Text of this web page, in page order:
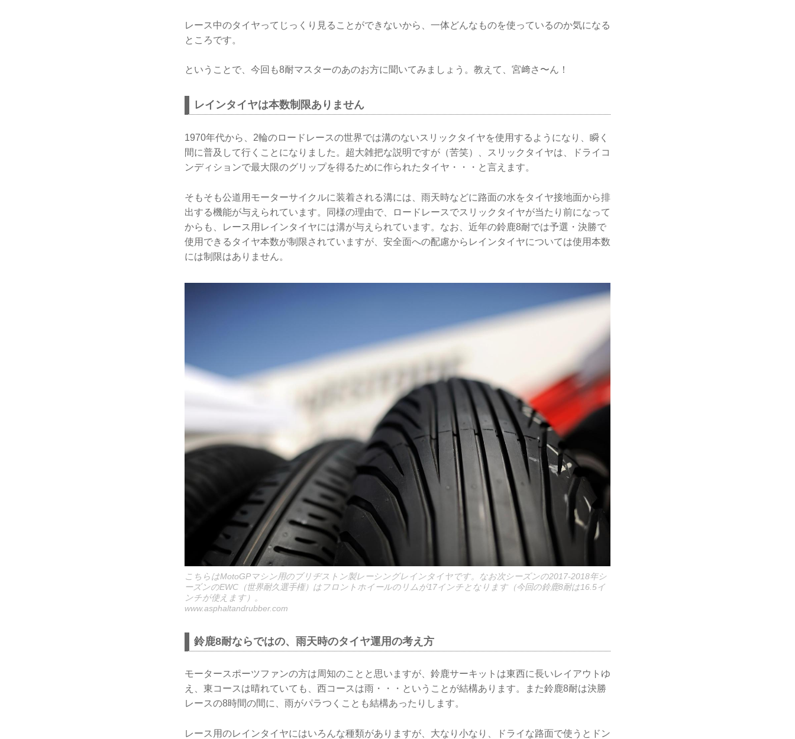
レース中のタイヤってじっくり見ることができないから、一体どんなものを使っているのか気になる
ところです。
ということで、今回も8耐マスターのあのお方に聞いてみましょう。教えて、宮﨑さ〜ん！
レインタイヤは本数制限ありません
1970年代から、2輪のロードレースの世界では溝のないスリックタイヤを使用するようになり、瞬く
間に普及して行くことになりました。超大雑把な説明ですが（苦笑）、スリックタイヤは、ドライコ
ンディションで最大限のグリップを得るために作られたタイヤ・・・と言えます。
そもそも公道用モーターサイクルに装着される溝には、雨天時などに路面の水をタイヤ接地面から排
出する機能が与えられています。同様の理由で、ロードレースでスリックタイヤが当たり前になって
からも、レース用レインタイヤには溝が与えられています。なお、近年の鈴鹿8耐では予選・決勝で
使用できるタイヤ本数が制限されていますが、安全面への配慮からレインタイヤについては使用本数
には制限はありません。
こちらはMotoGPマシン用のブリヂストン製レーシングレインタイヤです。なお次シーズンの2017-2018年シ
ーズンのEWC（世界耐久選手権）はフロントホイールのリムが17インチとなります（今回の鈴鹿8耐は16.5イ
ンチが使えます）。
www.asphaltandrubber.com
鈴鹿8耐ならではの、雨天時のタイヤ運用の考え方
モータースポーツファンの方は周知のことと思いますが、鈴鹿サーキットは東西に長いレイアウトゆ
え、東コースは晴れていても、西コースは雨・・・ということが結構あります。また鈴鹿8耐は決勝
レースの8時間の間に、雨がパラつくことも結構あったりします。
レース用のレインタイヤにはいろんな種類がありますが、大なり小なり、ドライな路面で使うとドン